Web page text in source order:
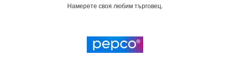
Намерете своя любим търговец.